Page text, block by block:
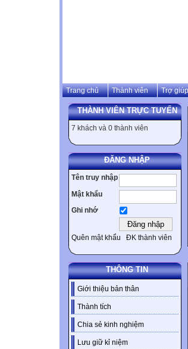
Trang chủ Thành viên Trợ giúp
THÀNH VIÊN TRỰC TUYẾN
7 khách và 0 thành viên
ĐĂNG NHẬP
Tên truy nhập
Mật khẩu
Ghi nhớ
Quên mật khẩu ĐK thành viên
THÔNG TIN
Giới thiệu bản thân
Thành tích
Chia sẻ kinh nghiệm
Lưu giữ kỉ niệm